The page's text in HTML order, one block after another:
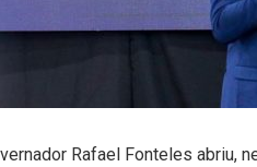
Rafael Fonteles abriu,